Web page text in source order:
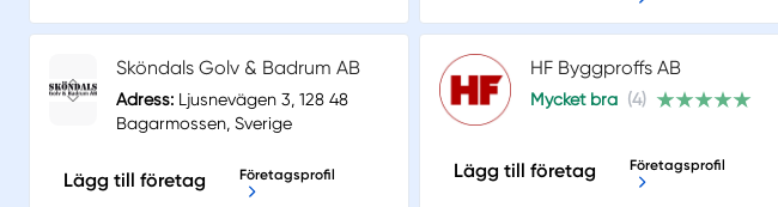
Sköndals Golv & Badrum AB
Adress:Ljusnevägen 3, 128 48
Bagarmossen, Sverige
Lägg till företag Företagsprofil
HF Byggproffs AB
Mycket bra (4)
Lägg till företag Företagsprofil